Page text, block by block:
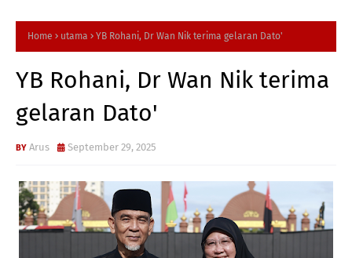
Home utama YB Rohani, Dr Wan Nik terima gelaran Dato'
YB Rohani, Dr Wan Nik terima
gelaran Dato'
Arus September 29, 2025